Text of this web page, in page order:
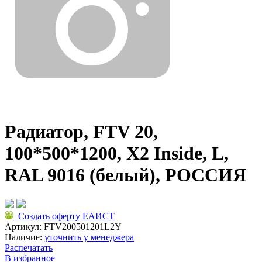
Радиатор, FTV 20,
100*500*1200, X2 Inside, L,
RAL 9016 (белый), РОССИЯ
Создать оферту ЕАИСТ
Артикул: FTV200501201L2Y
Наличие: уточнить у менеджера
Распечатать
В избранное